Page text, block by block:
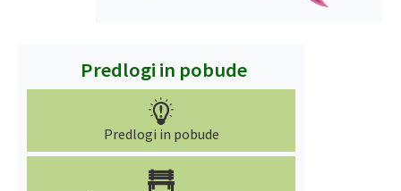
Predlogi in pobude
Predlogi in pobude